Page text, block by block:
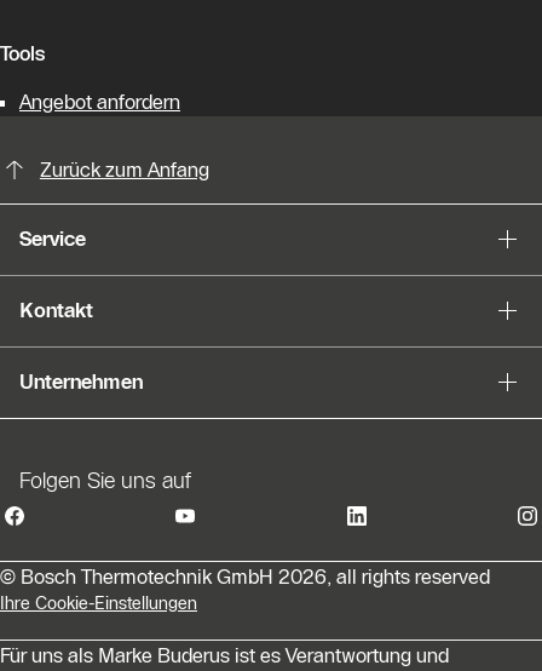
Tools
Angebot anfordern
Zurück zum Anfang
Service
Kontakt
Unternehmen
Folgen Sie uns auf
© Bosch Thermotechnik GmbH 2026, all rights reserved
Ihre Cookie-Einstellungen
Für uns als Marke Buderus ist es Verantwortung und